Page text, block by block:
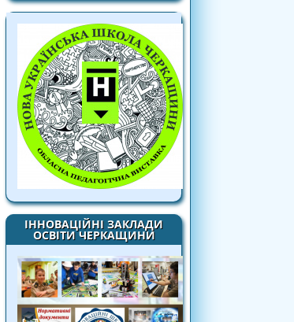
ІННОВАЦІЙНІ ЗАКЛАДИ
ОСВІТИ ЧЕРКАЩИНИ